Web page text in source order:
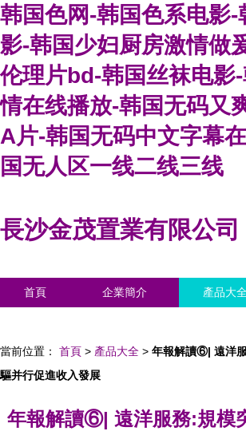
韩国色网-韩国色系电影-
影-韩国少妇厨房激情做
伦理片bd-韩国丝袜电影
情在线播放-韩国无码又
A片-韩国无码中文字幕
国无人区一线二线三线
長沙金茂置業有限公司
首頁 企業簡介 產品大
當前位置： 首頁 > 產品大全 > 年報解讀⑥| 遠洋
驅并行促進收入發展
年報解讀⑥| 遠洋服務:規模